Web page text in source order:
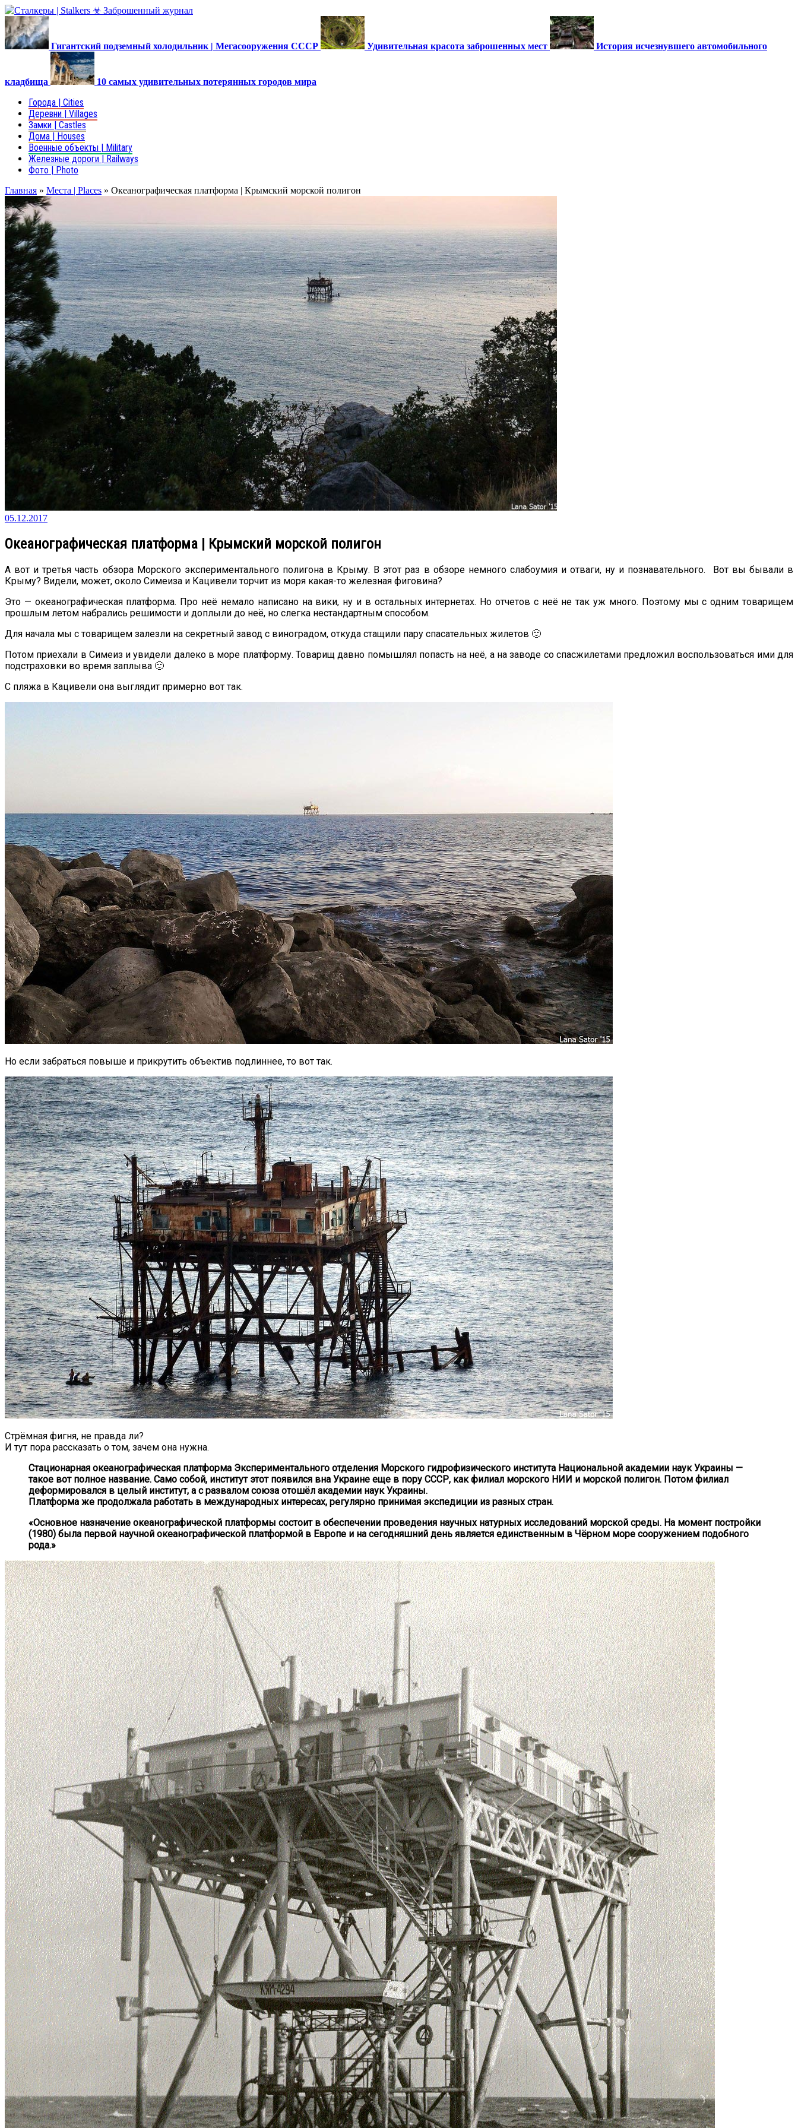
Гигантский подземный холодильник | Мегасооружения СССР Удивительная красота заброшенных мест История исчезнувшего автомобильного
кладбища 10 самых удивительных потерянных городов мира
Города | Cities
Деревни | Villages
Замки | Castles
Дома | Houses
Военные объекты | Military
Железные дороги | Railways
Фото | Photo
Главная » Места | Places » Океанографическая платформа | Крымский морской полигон
05.12.2017
Океанографическая платформа | Крымский морской полигон
А вот и третья часть обзора Морского экспериментального полигона в Крыму. В этот раз в обзоре немного слабоумия и отваги, ну и познавательного. Вот вы бывали в
Крыму? Видели, может, около Симеиза и Кацивели торчит из моря какая-то железная фиговина?
Это — океанографическая платформа. Про неё немало написано на вики, ну и в остальных интернетах. Но отчетов с неё не так уж много. Поэтому мы с одним товарищем
прошлым летом набрались решимости и доплыли до неё, но слегка нестандартным способом.
Для начала мы с товарищем залезли на секретный завод с виноградом, откуда стащили пару спасательных жилетов 🙂
Потом приехали в Симеиз и увидели далеко в море платформу. Товарищ давно помышлял попасть на неё, а на заводе со спасжилетами предложил воспользоваться ими для
подстраховки во время заплыва 🙂
С пляжа в Кацивели она выглядит примерно вот так.
Но если забраться повыше и прикрутить объектив подлиннее, то вот так.
Стрёмная фигня, не правда ли?
И тут пора рассказать о том, зачем она нужна.
Стационарная океанографическая платформа Экспериментального отделения Морского гидрофизического института Национальной академии наук Украины —
такое вот полное название. Само собой, институт этот появился вна Украине еще в пору СССР, как филиал морского НИИ и морской полигон. Потом филиал
деформировался в целый институт, а с развалом союза отошёл академии наук Украины.
Платформа же продолжала работать в международных интересах, регулярно принимая экспедиции из разных стран.
«Основное назначение океанографической платформы состоит в обеспечении проведения научных натурных исследований морской среды. На момент постройки
(1980) была первой научной океанографической платформой в Европе и на сегодняшний день является единственным в Чёрном море сооружением подобного
рода.»